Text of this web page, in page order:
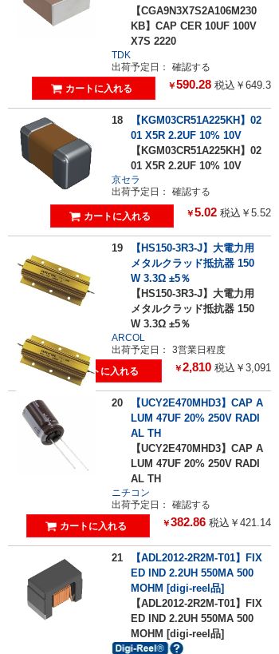
【CGA9N3X7S2A106M230
KB】CAP CER 10UF 100V
X7S 2220
TDK
出荷予定日：
確認する
￥590.28 税込￥649.3
18
【KGM03CR51A225KH】02
01 X5R 2.2UF 10% 10V
【KGM03CR51A225KH】02
01 X5R 2.2UF 10% 10V
京セラ
出荷予定日：
確認する
￥5.02 税込￥5.52
19
【HS150-3R3-J】大電力用
メタルクラッド抵抗器 150
W 3.3Ω ±5％
【HS150-3R3-J】大電力用
メタルクラッド抵抗器 150
W 3.3Ω ±5％
ARCOL
出荷予定日：
3営業日程度
￥2,810 税込￥3,091
20
【UCY2E470MHD3】CAP A
LUM 47UF 20% 250V RADI
AL TH
【UCY2E470MHD3】CAP A
LUM 47UF 20% 250V RADI
AL TH
ニチコン
出荷予定日：
確認する
￥382.86 税込￥421.14
21
【ADL2012-2R2M-T01】FIX
ED IND 2.2UH 550MA 500
MOHM [digi-reel品]
【ADL2012-2R2M-T01】FIX
ED IND 2.2UH 550MA 500
MOHM [digi-reel品]